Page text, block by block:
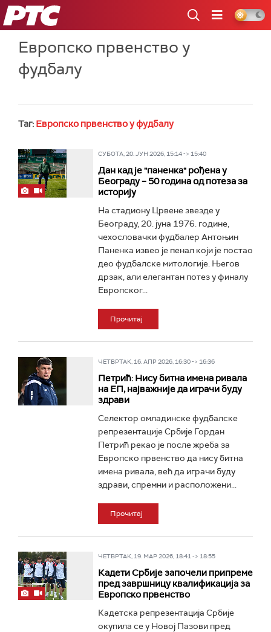
РТС
Европско првенство у
фудбалу
Таг: Европско првенство у фудбалу
СУБОТА, 20. ЈУН 2026, 15:14 -> 15:40
Дан кад је "паненка" рођена у
Београду – 50 година од потеза за
историју
На стадиону Црвене звезде у
Београду, 20. јуна 1976. године,
чехословачки фудбалер Антоњин
Паненка извео је пенал који је постао
део фудбалске митологије. Његов
дрзак, али елегантан потез у финалу
Европског...
Прочитај
ЧЕТВРТАК, 16. АПР 2026, 16:30 -> 16:36
Петрић: Нису битна имена ривала
на ЕП, најважније да играчи буду
здрави
Селектор омладинске фудбалске
репрезентације Србије Гордан
Петрић рекао је после жреба за
Европско првенство да нису битна
имена ривала, већ да играчи буду
здрави, спремни и расположени...
Прочитај
ЧЕТВРТАК, 19. МАР 2026, 18:41 -> 18:55
Кадети Србије започели припреме
пред завршницу квалификација за
Европско првенство
Кадетска репрезентација Србије
окупила се у Новој Пазови пред